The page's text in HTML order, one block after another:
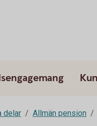
delar Allmän pension